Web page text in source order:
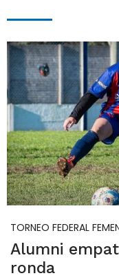
TORNEO FEDERAL
Alumni
ronda